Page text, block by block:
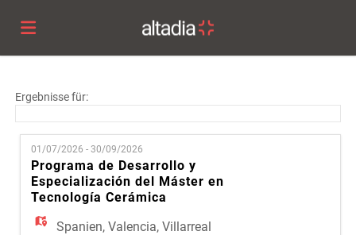
Group
Stellen
Lebenslauf
Ergebnisse für:
01/07/2026 - 30/09/2026
Programa de Desarrollo y
Especialización del Máster en
Tecnología Cerámica
Spanien,Valencia,Villarreal